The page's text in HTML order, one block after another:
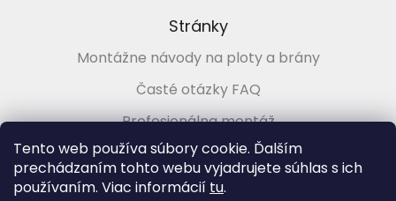
Tento web používa súbory cookie. Ďalším
prechádzaním tohto webu vyjadrujete súhlas s ich
používaním. Viac informácií tu.
Stránky
Montážne návody na ploty a brány
Časté otázky FAQ
Profesionálna montáž
Poradenstvo zadarmo